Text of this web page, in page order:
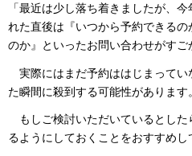
「最近は少し落ち着きましたが、
れた直後は『いつから予約できる
のか』といったお問い合わせがすご
実際にはまだ予約ははじまってい
た瞬間に殺到する可能性があります。
もしご検討いただいているとした
るようにしておくことをおすすめし